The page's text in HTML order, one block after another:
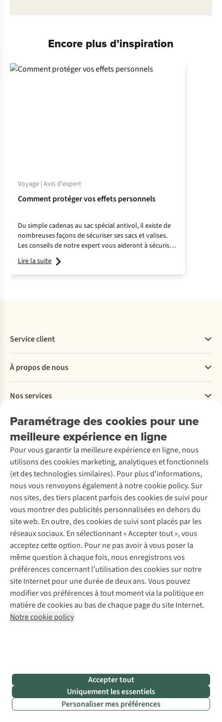
Encore plus d’inspiration
Voyage | Avis d'expert
Comment protéger vos effets personnels
Du simple cadenas au sac spécial antivol, il existe de
nombreuses façons de sécuriser ses sacs et valises.
Les conseils de notre expert vous aideront à sécuriser
vos bagages.
Lire la suite
Paramétrage des cookies pour une
meilleure expérience en ligne
Pour vous garantir la meilleure expérience en ligne, nous
utilisons des cookies marketing, analytiques et fonctionnels
(et des technologies similaires). Pour plus d'informations,
nous vous renvoyons également à notre cookie policy. Sur
nos sites, des tiers placent parfois des cookies de suivi pour
vous montrer des publicités personnalisées en dehors du
site web. En outre, des cookies de suivi sont placés par les
réseaux sociaux. En sélectionnant « Accepter tout », vous
acceptez cette option. Pour ne pas avoir à vous poser la
même question à chaque fois, nous enregistrons vos
préférences concernant l’utilisation des cookies sur notre
site Internet pour une durée de deux ans. Vous pouvez
modifier vos préférences à tout moment via la politique en
matière de cookies au bas de chaque page du site Internet.
Notre cookie policy
Accepter tout
Uniquement les essentiels
Personaliser mes préférences
Service client
Commander
Payer
Livraison
Rétractation d'une commande
Entretien & réparations
Garantie
Contactez-nous
À propos de nous
Explore More
À propos d’Ayacucho
Nos magasins
À propos d’A.S.Adventure
Déclaration d'accessibilité
Nos services
Location / Location sports d’hiver
Entretien de ski
Service de lavage
Entretien de chaussures
Réparation de chaussures
Réparation de vêtements
Retouches
Pour les entreprises
Découvrez
A.S.Magazine
Explore Camp
Gear Check
Expertise & conseils
Abonnez-vous à la newsletter
Suivez-nous
Mentions légales
Politique de confidentialité
Conditions générales
Cookie Policy
AS Adventure Luxemburg SA,